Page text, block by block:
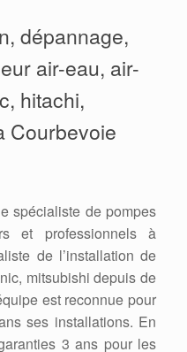
dépannage,
air-eau, air-
hitachi,
Courbevoie
spécialiste de pompes
et professionnels à
de l’installation de
mitsubishi depuis de
est reconnue pour
ses installations. En
3 ans pour les